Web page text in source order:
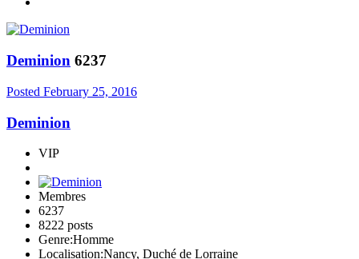
Deminion 6237
Posted February 25, 2016
Deminion
VIP
Membres
6237
8222 posts
Genre:Homme
Localisation:Nancy, Duché de Lorraine